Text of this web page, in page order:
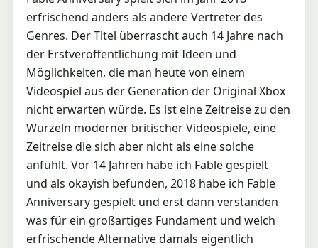
erfrischend anders als andere Vertreter des
Genres. Der Titel überrascht auch 14 Jahre nach
der Erstveröffentlichung mit Ideen und
Möglichkeiten, die man heute von einem
Videospiel aus der Generation der Original Xbox
nicht erwarten würde. Es ist eine Zeitreise zu den
Wurzeln moderner britischer Videospiele, eine
Zeitreise die sich aber nicht als eine solche
anfühlt. Vor 14 Jahren habe ich Fable gespielt
und als okayish befunden, 2018 habe ich Fable
Anniversary gespielt und erst dann verstanden
was für ein großartiges Fundament und welch
erfrischende Alternative damals eigentlich